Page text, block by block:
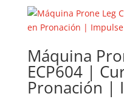
Máquina
ECP604 |
Pronación |